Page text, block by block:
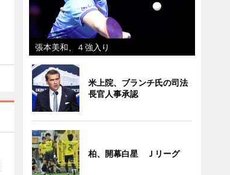
張本美和、４強入り
米上院、ブランチ氏の司法
長官人事承認
柏、開幕白星 Ｊリーグ